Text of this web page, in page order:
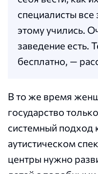
специалисты все
этому учились.
заведение есть.
бесплатно, —
В то же время
государство
системный подход
аутистическом
центры нужно